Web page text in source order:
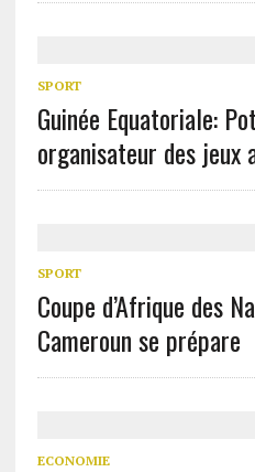
SPORT
Guinée Equatoriale:
organisateur des jeux
SPORT
Coupe d’Afrique des
Cameroun se prépare
ECONOMIE